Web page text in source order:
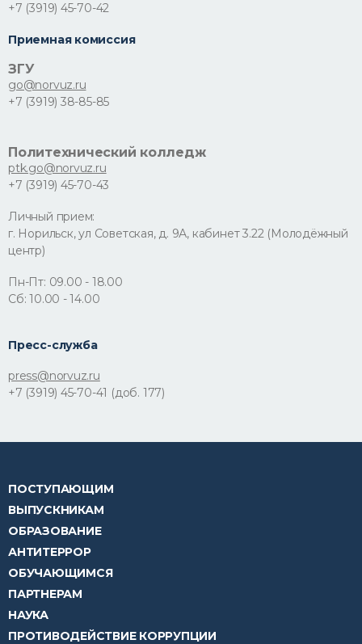
+7 (3919) 45-70-42
Приемная комиссия
ЗГУ
go@norvuz.ru
+7 (3919) 38-85-85
Политехнический колледж
ptk.go@norvuz.ru
+7 (3919) 45-70-43
Личный прием:
г. Норильск, ул Советская, д. 9А, кабинет 3.22 (Молодёжный
центр)
Пн-Пт: 09.00 - 18.00
Сб: 10.00 - 14.00
Пресс-служба
press@norvuz.ru
+7 (3919) 45-70-41 (доб. 177)
ПОСТУПАЮЩИМ
ВЫПУСКНИКАМ
ОБРАЗОВАНИЕ
АНТИТЕРРОР
ОБУЧАЮЩИМСЯ
ПАРТНЕРАМ
НАУКА
ПРОТИВОДЕЙСТВИЕ КОРРУПЦИИ